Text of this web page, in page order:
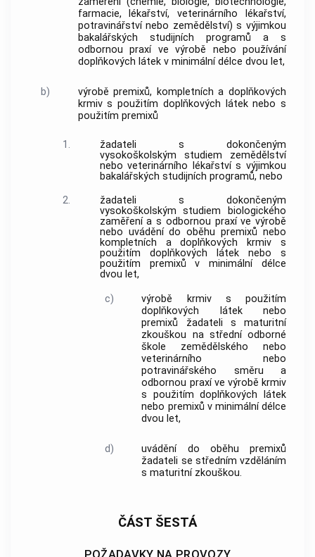
farmacie, lékařství, veterinárního lékařství,
potravinářství nebo zemědělství) s výjimkou
bakalářských studijních programů a s
odbornou praxí ve výrobě nebo používání
doplňkových látek v minimální délce dvou let,
b)
výrobě premixů, kompletních a doplňkových
krmiv s použitím doplňkových látek nebo s
použitím premixů
1.
žadateli s dokončeným
vysokoškolským studiem zemědělství
nebo veterinárního lékařství s výjimkou
bakalářských studijních programů, nebo
2.
žadateli s dokončeným
vysokoškolským studiem biologického
zaměření a s odbornou praxí ve výrobě
nebo uvádění do oběhu premixů nebo
kompletních a doplňkových krmiv s
použitím doplňkových látek nebo s
použitím premixů v minimální délce
dvou let,
c)
výrobě krmiv s použitím
doplňkových látek nebo
premixů žadateli s maturitní
zkouškou na střední odborné
škole zemědělského nebo
veterinárního nebo
potravinářského směru a
odbornou praxí ve výrobě krmiv
s použitím doplňkových látek
nebo premixů v minimální délce
dvou let,
d)
uvádění do oběhu premixů
žadateli se středním vzděláním
s maturitní zkouškou.
ČÁST ŠESTÁ